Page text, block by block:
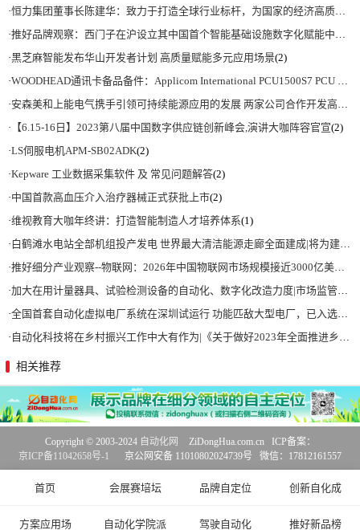
·恒力集团董事长陈建华：致力于打造全球行业标杆，为国家的经济高质量发展贡献更大力量|上海电气集团党委书记、董事长吴磊来访
·推好品牌观察：西门子在沪设立其中国首个智能基础设施数字化赋能中心
·黑芝麻智能发布华山开发者计划 高质量赋能多元应用场景(2)
·WOODHEAD通讯卡备品备件：Applicom International PCU1500S7 PCU 1500 S7 V4.5.0
·安森美和上能电气携手引领可持续能源应用的发展 两家公司合作开发高性能储能和太阳能组串式逆变器方案 以实现可持续的未来
· 【6.15-16日】2023第八届中国数字供应链创新峰会,演讲大咖阵容官宣(2)
·LS伺服电机APM-SB02ADK(2)
·Kepware 工业数据采集软件 及 常见问题解答(2)
·中国首款高血压介入治疗器械正式获批上市(2)
·维视教育大咖年终讲：打造智能制造人才培养体系(1)
·白鹤滩水电站全部机组投产发电 世界最大清洁能源走廊全面建成|将为建设新型能源体系、保障国家能源安全、实现“双碳”目标提供有力支撑
·推好细分产业观察--物联网：2026年中国物联网市场规模接近3000亿美元 智慧工厂、智慧城市、智慧电网等将占60%以上
·加大在用计量器具、试验检测设备的自动化、数字化改造力度|市场监管总局 工业和信息化部 关于促进企业计量能力提升的指导意见
·全国首套自动化虚拟电厂系统在深圳试运行 功能匹敌大型电厂，已入选国际典型案例
· 自动化科技将在乡村振兴工作中大有作为|《关于做好2023年全面推进乡村振兴重点工作的意见》发布
相关推荐
首页 会展赛培坛 品牌自定位 创新自化成
方案应用场 自动化学院派 驾驶自动化 推好新品榜
Copyright © 2003-2024 自动化网
ZiDongHua.com.cn ICP备案：
京ICP备11042658号-1
京公网安备 11010802024739号 微信：17812161557